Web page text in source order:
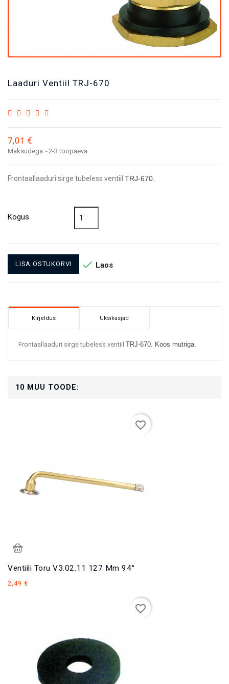
Laaduri Ventiil TRJ-670
7,01 €
Maksudega 2-3 tööpäeva
Frontaallaaduri sirge tubeless ventiil TRJ-670.
Kogus
LISA OSTUKORVI  Laos
Kirjeldus Üksikasjad
Frontaallaaduri sirge tubeless ventiil TRJ-670. Koos mutriga.
10 MUU TOODE:
Ventiili Toru V3.02.11 127 Mm 94°
2,49 €
favorite_border
favorite_border